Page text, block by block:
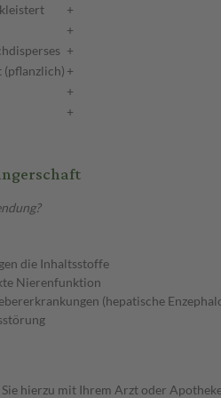
+
+
+
(pflanzlich) +
+
+
die Inhaltsstoffe
Nierenfunktion
(hepatische
hierzu mit Ihrem Arzt oder